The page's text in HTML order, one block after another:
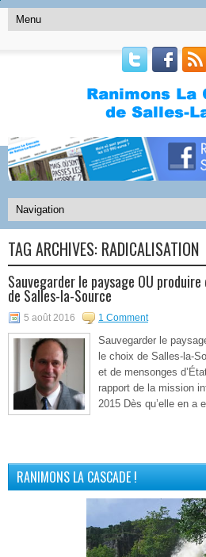
TAG ARCHIVES: RADICALISATION
Sauvegarder le paysage OU
de Salles-la-Source
5 août 2016 1 Comment
Sauvegarder le
le choix de Salles-la-
et de mensonges
rapport de la mission
2015 Dès qu’elle en a
RANIMONS LA CASCADE !